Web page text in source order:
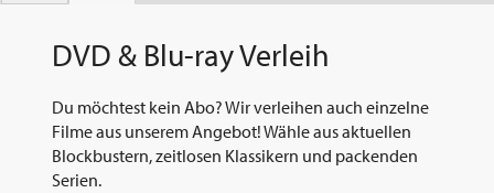
DVD & Blu-ray Verleih
Du möchtest kein Abo? Wir verleihen auch einzelne
Filme aus unserem Angebot! Wähle aus aktuellen
Blockbustern, zeitlosen Klassikern und packenden
Serien.